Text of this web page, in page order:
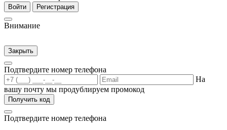
Войти Регистрация
Внимание
Закрыть
Подтвердите номер телефона
На
вашу почту мы продублируем промокод
Получить код
Подтвердите номер телефона